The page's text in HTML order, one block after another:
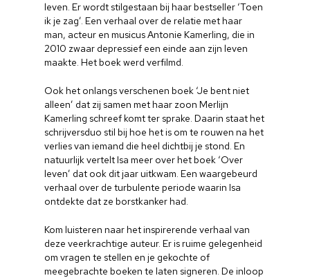
leven. Er wordt stilgestaan bij haar bestseller ‘Toen
ik je zag’. Een verhaal over de relatie met haar
man, acteur en musicus Antonie Kamerling, die in
2010 zwaar depressief een einde aan zijn leven
maakte. Het boek werd verfilmd.
Ook het onlangs verschenen boek ‘Je bent niet
alleen’ dat zij samen met haar zoon Merlijn
Kamerling schreef komt ter sprake. Daarin staat het
schrijversduo stil bij hoe het is om te rouwen na het
verlies van iemand die heel dichtbij je stond. En
natuurlijk vertelt Isa meer over het boek ‘Over
leven’ dat ook dit jaar uitkwam. Een waargebeurd
verhaal over de turbulente periode waarin Isa
ontdekte dat ze borstkanker had.
Kom luisteren naar het inspirerende verhaal van
deze veerkrachtige auteur. Er is ruime gelegenheid
om vragen te stellen en je gekochte of
meegebrachte boeken te laten signeren. De inloop